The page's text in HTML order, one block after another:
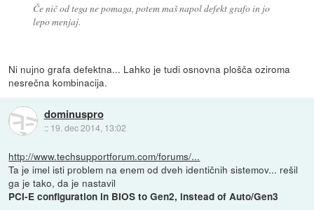
Če nič od tega ne pomaga, potem maš napol defekt grafo in jo
lepo menjaj.
Ni nujno grafa defektna... Lahko je tudi osnovna plošča oziroma
nesrečna kombinacija.
dominuspro
:: 19. dec 2014, 13:02
http://www.techsupportforum.com/forums/...
Ta je imel isti problem na enem od dveh identičnih sistemov... rešil
ga je tako, da je nastavil
PCI-E configuration in BIOS to Gen2, instead of Auto/Gen3